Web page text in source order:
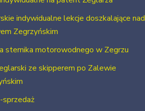
indywidualne lekcje doszkalające nad
Zegrzyńskim
sternika motorowodnego w Zegrzu
ze skipperem po Zalewie
sprzedaż